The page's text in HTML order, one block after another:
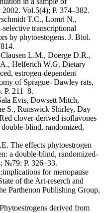
Vol.5(4); P. 374–382.
T.C., Lomri N.,
transcriptional
by phytoestogens. J. Biol.
L.M., Doerge D.R.,
Helferich W.G. Dietary
estrogen-dependent
of Sprague- Dawley rats,
P. 211–8.
Evis, Dowsett Mitch,
S., Runswick Shirley, Day
clover-derived isoflavones
blind, randomized,
The effects phytoestrogen
a double-blind, randomized-
№79: P. 326–33.
for menopause
of the Art-reserch and
Parthenon Publishing Group,
derived from